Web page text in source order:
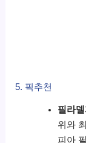
5. 픽추천
필라
위와
피아